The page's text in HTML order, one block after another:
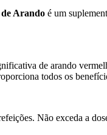
Arando é um
de arando
todos os
Não exceda a